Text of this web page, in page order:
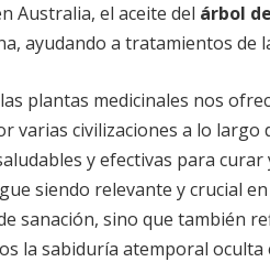
Australia, el aceite del árbol
ayudando a tratamientos de
plantas medicinales nos
varias civilizaciones a lo
y efectivas para
siendo relevante y crucial
sanación, sino que también
la sabiduría atemporal oculta